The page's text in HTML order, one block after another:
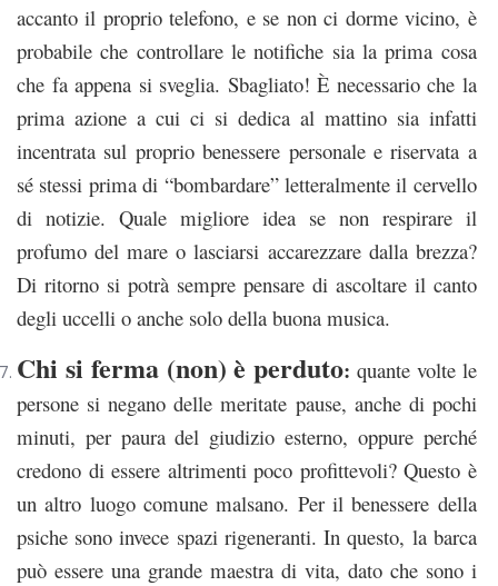
accanto il proprio telefono, e se non ci dorme vicino, è
probabile che controllare le notifiche sia la prima cosa
che fa appena si sveglia. Sbagliato! È necessario che la
prima azione a cui ci si dedica al mattino sia infatti
incentrata sul proprio benessere personale e riservata a
sé stessi prima di “bombardare” letteralmente il cervello
di notizie. Quale migliore idea se non respirare il
profumo del mare o lasciarsi accarezzare dalla brezza?
Di ritorno si potrà sempre pensare di ascoltare il canto
degli uccelli o anche solo della buona musica.
Chi si ferma (non) è perduto:quante volte le
persone si negano delle meritate pause, anche di pochi
minuti, per paura del giudizio esterno, oppure perché
credono di essere altrimenti poco profittevoli? Questo è
un altro luogo comune malsano. Per il benessere della
psiche sono invece spazi rigeneranti. In questo, la barca
può essere una grande maestra di vita, dato che sono i